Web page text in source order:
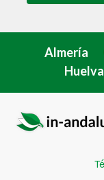
Almería
Huelva